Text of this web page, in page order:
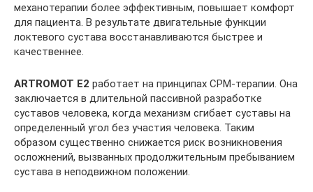
механотерапии более эффективным, повышает комфорт
для пациента. В результате двигательные функции
локтевого сустава восстанавливаются быстрее и
качественнее.
ARTROMOT E2 работает на принципах CPM-терапии. Она
заключается в длительной пассивной разработке
суставов человека, когда механизм сгибает суставы на
определенный угол без участия человека. Таким
образом существенно снижается риск возникновения
осложнений, вызванных продолжительным пребыванием
сустава в неподвижном положении.